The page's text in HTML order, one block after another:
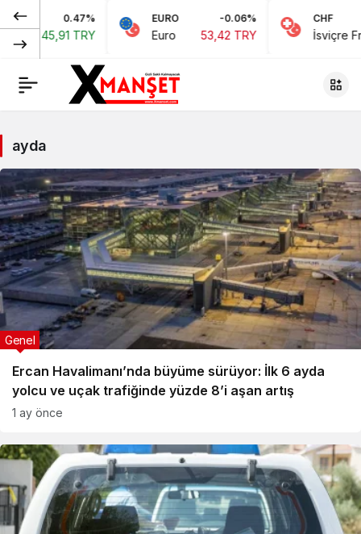
0.47%
TRY
EURO -0.06%
53,42 TRY İsviçre Frangı
ayda
Ercan Havalimanı’nda büyüme sürüyor: İlk 6 ayda
yolcu ve uçak trafiğinde yüzde 8’i aşan artış
Genel
1 ay önce